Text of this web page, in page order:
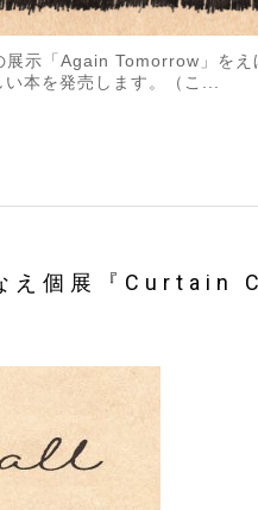
示「Again Tomorrow」を
本を発売します。（こ...
え個展『Curtain